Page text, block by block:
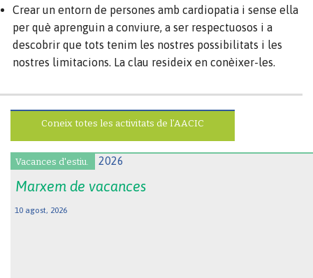
Crear un entorn de persones amb cardiopatia i sense ella
per què aprenguin a conviure, a ser respectuosos i a
descobrir que tots tenim les nostres possibilitats i les
nostres limitacions. La clau resideix en conèixer-les.
Coneix totes les activitats de l’AACIC
Vacances d'estiu.
Marxem de vacances
10 agost, 2026